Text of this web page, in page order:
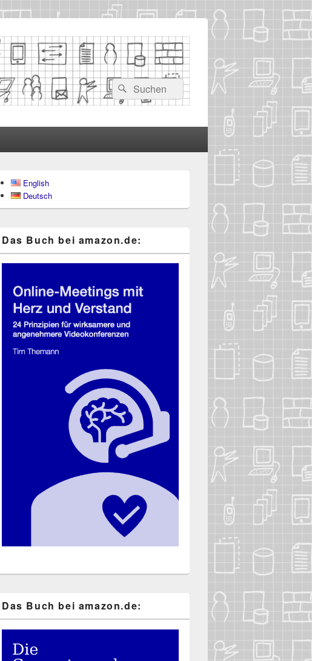
Suchen
nach:
Suchen
Seitenleisten-
Widgetbereich
English
Deutsch
Das Buch bei ama​zon​.de:
Das Buch bei ama​zon​.de: